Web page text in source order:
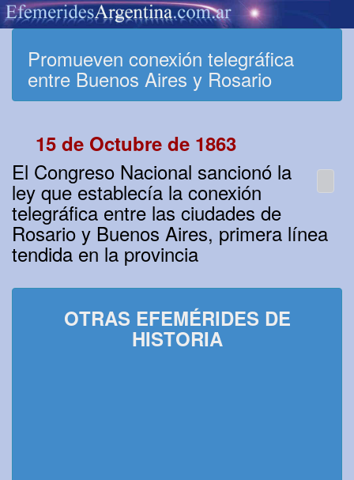
Promueven conexión telegráfica
entre Buenos Aires y Rosario
15 de Octubre de 1863
El Congreso Nacional sancionó la
ley que establecía la conexión
telegráfica entre las ciudades de
Rosario y Buenos Aires, primera línea
tendida en la provincia
OTRAS EFEMÉRIDES DE
HISTORIA